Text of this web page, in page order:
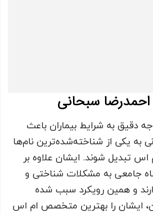
دقیق به شرایط بیماران باعث
به یکی از شناخته‌شده‌ترین نام‌ها
اس تبدیل شوند. ایشان علاوه بر
جامعی به مشکلات شناختی و
و همین رویکرد سبب شده
ایشان را بهترین متخصص ام اس